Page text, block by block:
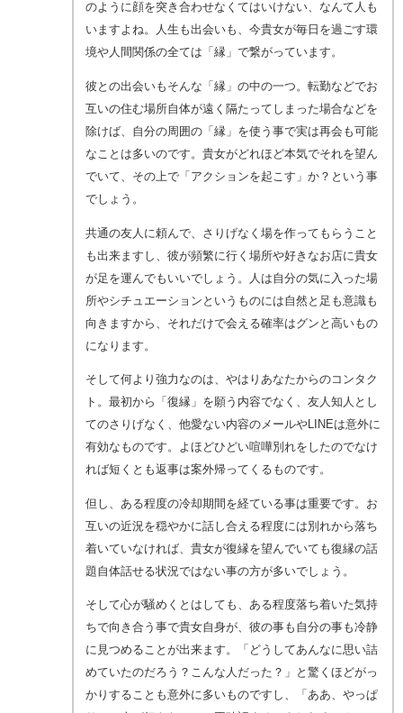
のように顔を突き合わせなくてはいけない、なんて人も
いますよね。人生も出会いも、今貴女が毎日を過ごす環
境や人間関係の全ては「縁」で繋がっています。
彼との出会いもそんな「縁」の中の一つ。転勤などでお
互いの住む場所自体が遠く隔たってしまった場合などを
除けば、自分の周囲の「縁」を使う事で実は再会も可能
なことは多いのです。貴女がどれほど本気でそれを望ん
でいて、その上で「アクションを起こす」か？という事
でしょう。
共通の友人に頼んで、さりげなく場を作ってもらうこと
も出来ますし、彼が頻繁に行く場所や好きなお店に貴女
が足を運んでもいいでしょう。人は自分の気に入った場
所やシチュエーションというものには自然と足も意識も
向きますから、それだけで会える確率はグンと高いもの
になります。
そして何より強力なのは、やはりあなたからのコンタク
ト。最初から「復縁」を願う内容でなく、友人知人とし
てのさりげなく、他愛ない内容のメールやLINEは意外に
有効なものです。よほどひどい喧嘩別れをしたのでなけ
れば短くとも返事は案外帰ってくるものです。
但し、ある程度の冷却期間を経ている事は重要です。お
互いの近況を穏やかに話し合える程度には別れから落ち
着いていなければ、貴女が復縁を望んでいても復縁の話
題自体話せる状況ではない事の方が多いでしょう。
そして心が騒めくとはしても、ある程度落ち着いた気持
ちで向き合う事で貴女自身が、彼の事も自分の事も冷静
に見つめることが出来ます。「どうしてあんなに思い詰
めていたのだろう？こんな人だった？」と驚くほどがっ
かりすることも意外に多いものですし、「ああ、やっぱ